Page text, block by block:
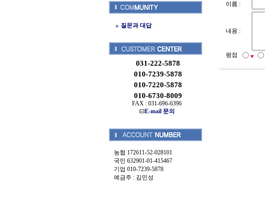
질문과 대답
031-222-5878
010-7239-5878
010-7220-5878
010-6730-8009
FAX : 031-696-6396
E-mail 문의
농협 172611-52-028101
국민 632901-01-415467
기업 010-7239-5878
예금주 : 김민성
이름 :
내용 :
평점 ♥